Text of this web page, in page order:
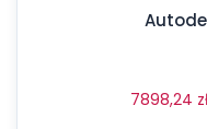
7898,24